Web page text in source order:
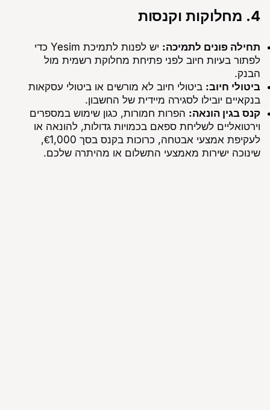
4. מחלוקות וקנסות
תחילה פונים לתמיכה:
יש לפנות לתמיכת Yesim כדי
לפתור בעיות חיוב לפני פתיחת מחלוקת רשמית מול
הבנק.
ביטולי חיוב: ביטולי חיוב לא מורשים או ביטולי עסקאות
בנקאיים יובילו לסגירה מיידית של החשבון.
קנס בגין הונאה: הפרות חמורות, כגון שימוש במספרים
וירטואליים לשליחת ספאם בכמויות גדולות, להונאה או
לעקיפת אמצעי אבטחה, כרוכות בקנס בסך €1,000,
שינוכה ישירות מאמצעי התשלום או מהיתרה שלכם.